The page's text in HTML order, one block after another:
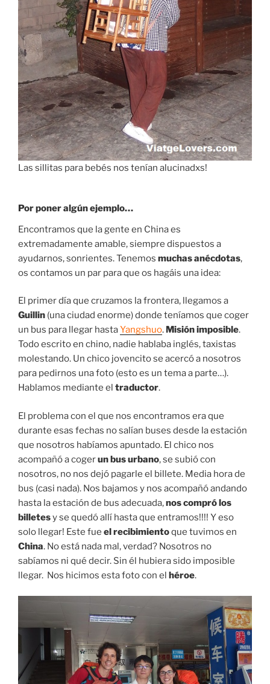
Las sillitas para bebés nos tenían alucinadxs!
Por poner algún ejemplo…
Encontramos que la gente en China es
extremadamente amable, siempre dispuestos a
ayudarnos, sonrientes. Tenemos muchas anécdotas,
os contamos un par para que os hagáis una idea:
El primer día que cruzamos la frontera, llegamos a
Guillin (una ciudad enorme) donde teníamos que coger
un bus para llegar hastaYangshuo. Misión imposible.
Todo escrito en chino, nadie hablaba inglés, taxistas
molestando. Un chico jovencito se acercó a nosotros
para pedirnos una foto (esto es un tema a parte…).
Hablamos mediante el traductor.
El problema con el que nos encontramos era que
durante esas fechas no salían buses desde la estación
que nosotros habíamos apuntado. El chico nos
acompañó a cogerun bus urbano, se subió con
nosotros, no nos dejó pagarle el billete. Media hora de
bus (casi nada). Nos bajamos y nos acompañó andando
hasta la estación de bus adecuada,nos compró los
billetesy se quedó allí hasta que entramos!!!! Y eso
solo llegar! Este fue el recibimientoque tuvimos en
China. No está nada mal, verdad? Nosotros no
sabíamos ni qué decir. Sin él hubiera sido imposible
llegar. Nos hicimos esta foto con el héroe.